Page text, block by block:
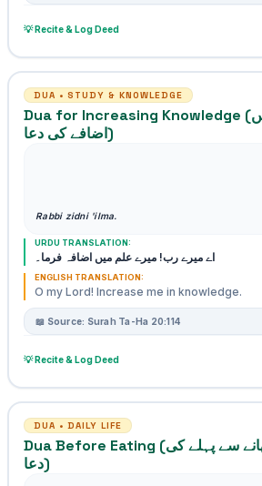
💡 Recite & Log Deed
DUA • STUDY & KNOWLEDGE
Dua for Increasing Knowledge (علم میں
اضافے کی دعا)
Rabbi zidni 'ilma.
URDU TRANSLATION:
اے میرے رب! میرے علم میں اضافہ فرما۔
ENGLISH TRANSLATION:
O my Lord! Increase me in knowledge.
📖 Source: Surah Ta-Ha 20:114
💡 Recite & Log Deed
DUA • DAILY LIFE
Dua Before Eating (کھانا کھانے سے پہلے کی
دعا)